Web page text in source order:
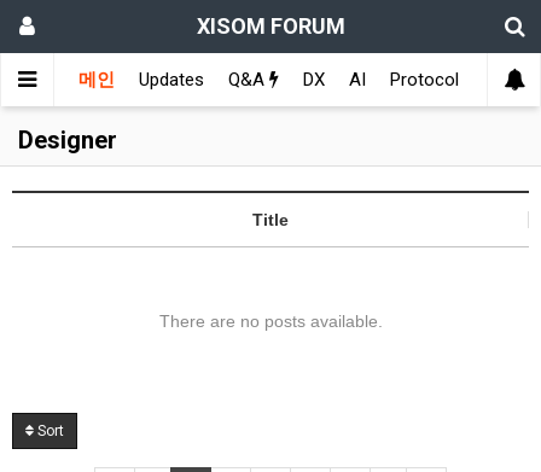
XISOM FORUM
메인 Updates Q&A DX AI Protocol
Designer
Title
There are no posts available.
Sort